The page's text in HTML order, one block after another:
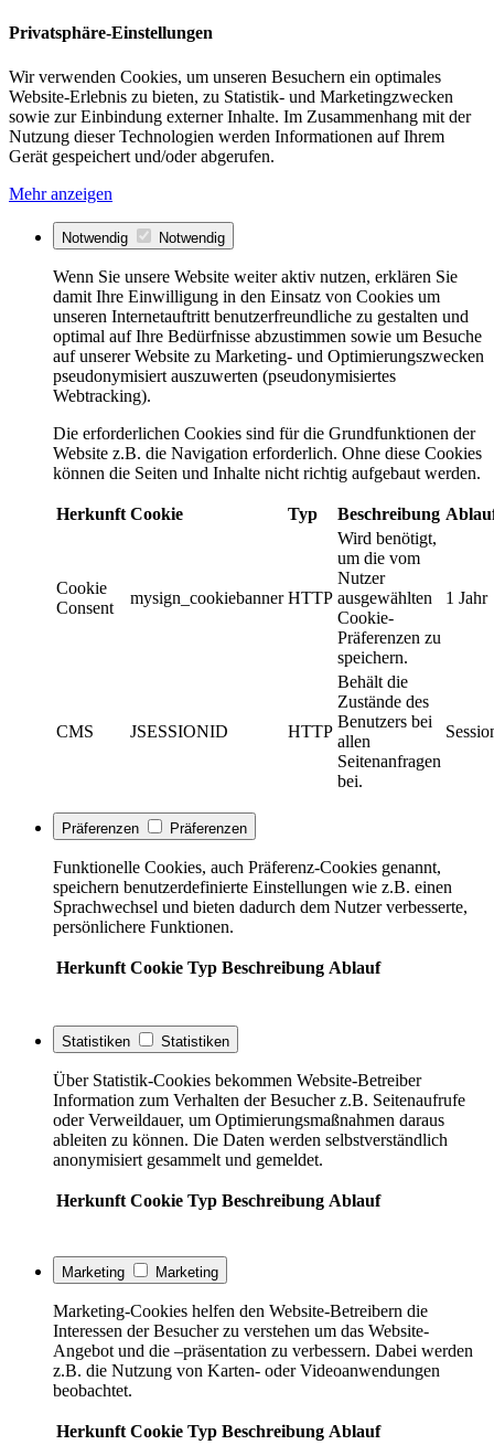
Privatsphäre-Einstellungen
Wir verwenden Cookies, um unseren Besuchern ein optimales
Website-Erlebnis zu bieten, zu Statistik- und Marketingzwecken
sowie zur Einbindung externer Inhalte. Im Zusammenhang mit der
Nutzung dieser Technologien werden Informationen auf Ihrem
Gerät gespeichert und/oder abgerufen.
Mehr anzeigen
Notwendig Notwendig
Wenn Sie unsere Website weiter aktiv nutzen, erklären Sie
damit Ihre Einwilligung in den Einsatz von Cookies um
unseren Internetauftritt benutzerfreundliche zu gestalten und
optimal auf Ihre Bedürfnisse abzustimmen sowie um Besuche
auf unserer Website zu Marketing- und Optimierungszwecken
pseudonymisiert auszuwerten (pseudonymisiertes
Webtracking).
Die erforderlichen Cookies sind für die Grundfunktionen der
Website z.B. die Navigation erforderlich. Ohne diese Cookies
können die Seiten und Inhalte nicht richtig aufgebaut werden.
Herkunft Cookie Typ Beschreibung
Cookie
Consent
mysign_cookiebanner HTTP
Wird benötigt,
um die vom
Nutzer
ausgewählten
Cookie-
Präferenzen zu
speichern.
1 Jahr
CMS JSESSIONID HTTP
Behält die
Zustände des
Benutzers bei
allen
Seitenanfragen
bei.
Präferenzen Präferenzen
Funktionelle Cookies, auch Präferenz-Cookies genannt,
speichern benutzerdefinierte Einstellungen wie z.B. einen
Sprachwechsel und bieten dadurch dem Nutzer verbesserte,
persönlichere Funktionen.
Herkunft Cookie Typ Beschreibung Ablauf
Statistiken Statistiken
Über Statistik-Cookies bekommen Website-Betreiber
Information zum Verhalten der Besucher z.B. Seitenaufrufe
oder Verweildauer, um Optimierungsmaßnahmen daraus
ableiten zu können. Die Daten werden selbstverständlich
anonymisiert gesammelt und gemeldet.
Herkunft Cookie Typ Beschreibung Ablauf
Marketing Marketing
Marketing-Cookies helfen den Website-Betreibern die
Interessen der Besucher zu verstehen um das Website-
Angebot und die –präsentation zu verbessern. Dabei werden
z.B. die Nutzung von Karten- oder Videoanwendungen
beobachtet.
Herkunft Cookie Typ Beschreibung Ablauf